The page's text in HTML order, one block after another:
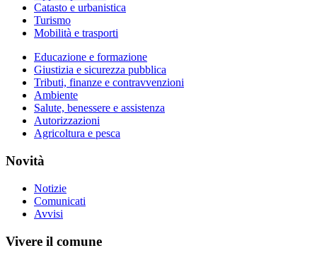
Catasto e urbanistica
Turismo
Mobilità e trasporti
Educazione e formazione
Giustizia e sicurezza pubblica
Tributi, finanze e contravvenzioni
Ambiente
Salute, benessere e assistenza
Autorizzazioni
Agricoltura e pesca
Novità
Notizie
Comunicati
Avvisi
Vivere il comune